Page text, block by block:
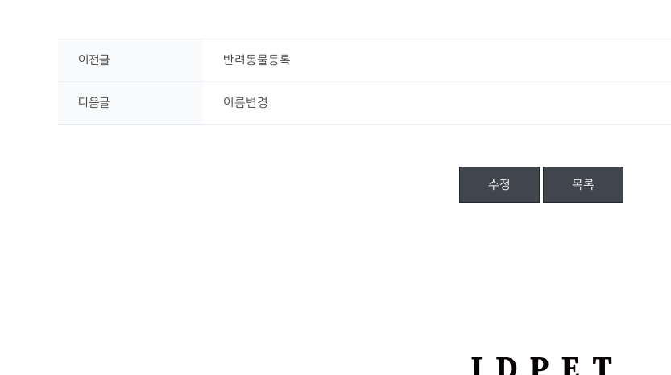
이전글 반려동물등록
다음글 이름변경
수정 목록